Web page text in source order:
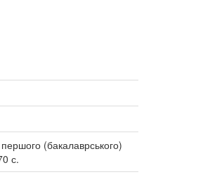
(бакалаврського)
с.